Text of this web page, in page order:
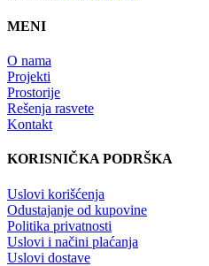
MENI
O nama
Projekti
Prostorije
Rešenja rasvete
Kontakt
KORISNIČKA PODRŠKA
Uslovi korišćenja
Odustajanje od kupovine
Politika privatnosti
Uslovi i načini plaćanja
Uslovi dostave